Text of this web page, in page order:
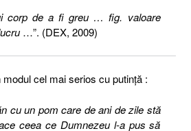
corp de a fi greu … fig. valoare
…”. (DEX, 2009)
cel mai serios cu putință :
cu un pom care de ani de zile stă
ceea ce Dumnezeu l-a pus să